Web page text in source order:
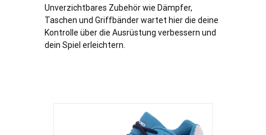
Unverzichtbares Zubehör wie Dämpfer,
Taschen und Griffbänder wartet hier die deine
Kontrolle über die Ausrüstung verbessern und
dein Spiel erleichtern.